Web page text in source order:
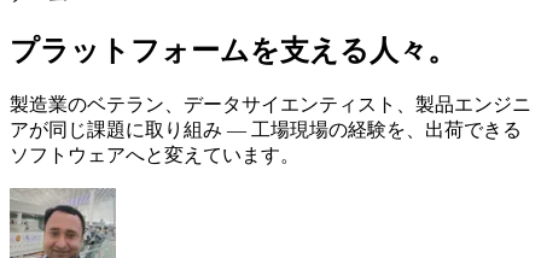
プラットフォームを支える人々。
製造業のベテラン、データサイエンティスト、製品エンジニ
アが同じ課題に取り組み — 工場現場の経験を、出荷できる
ソフトウェアへと変えています。